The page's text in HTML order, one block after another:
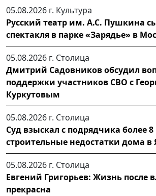
05.08.2026 г. Культура
Русский театр им. А.С. Пушкина
спектакля в парке «Зарядье» в
05.08.2026 г. Столица
Дмитрий Садовников обсудил
поддержки участников СВО с
Куркутовым
05.08.2026 г. Столица
Суд взыскал с подрядчика более
строительные недостатки дома в
05.08.2026 г. Столица
Евгений Григорьев: Жизнь после
прекрасна